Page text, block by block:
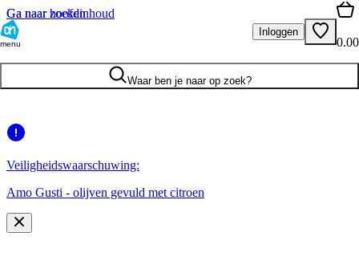
Ga naar hoofdinhoud
Ga naar zoeken
menu
Inloggen
0.00
Waar ben je naar op zoek?
Veiligheidswaarschuwing:
Amo Gusti - olijven gevuld met citroen